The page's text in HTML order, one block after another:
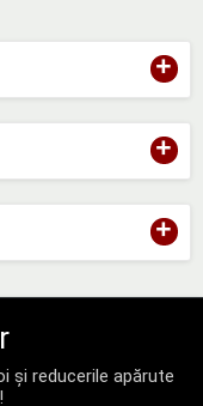
+
+
+
și reducerile apărute